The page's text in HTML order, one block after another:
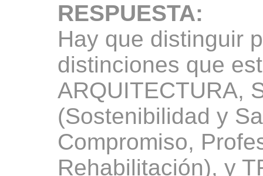
RESPUESTA:
Hay que distinguir
distinciones que
ARQUITECTURA,
(Sostenibilidad y
Compromiso,
Rehabilitación), y